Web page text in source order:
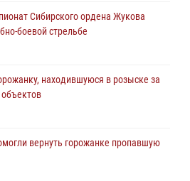
Сибирского ордена Жукова
боевой стрельбе
находившуюся в розыске за
вернуть горожанке пропавшую